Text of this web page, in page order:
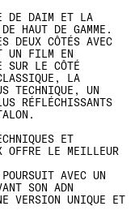
DE DAIM ET LA
HAUT DE GAMME.
DEUX CÔTÉS AVEC
UN FILM EN
SUR LE CÔTÉ
LA
TECHNIQUE, UN
RÉFLÉCHISSANTS
ET
LE MEILLEUR D
AVEC UN C
SON ADN D
VERSION UNIQUE ET P